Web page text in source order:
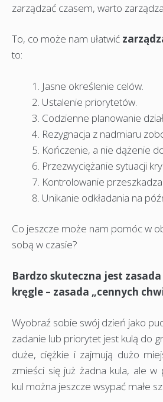
zarządzać czasem, warto
To, co może nam ułatwić
to:
Jasne określenie celów.
Ustalenie priorytetów.
Codzienne planowanie
Rezygnacja z nadmiaru
Kończenie, a nie dążenie
Przezwyciężanie sytuacji
Kontrolowanie
Unikanie odkładania na
Co jeszcze może nam pomóc w
sobą w czasie?
Bardzo skuteczna jest
kręgle – zasada „cennych
Wyobraź sobie swój dzień jako
zadanie lub priorytet jest kulą do
duże, ciężkie i zajmują dużo
zmieści się już żadna kula, ale w
kul można jeszcze wsypać małe